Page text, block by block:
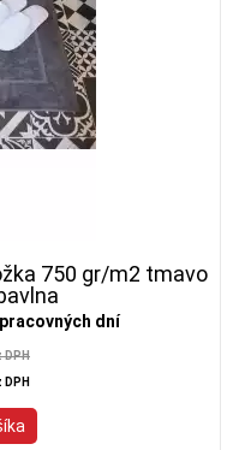
750 gr/m2 tmavo
dní
DPH
DPH